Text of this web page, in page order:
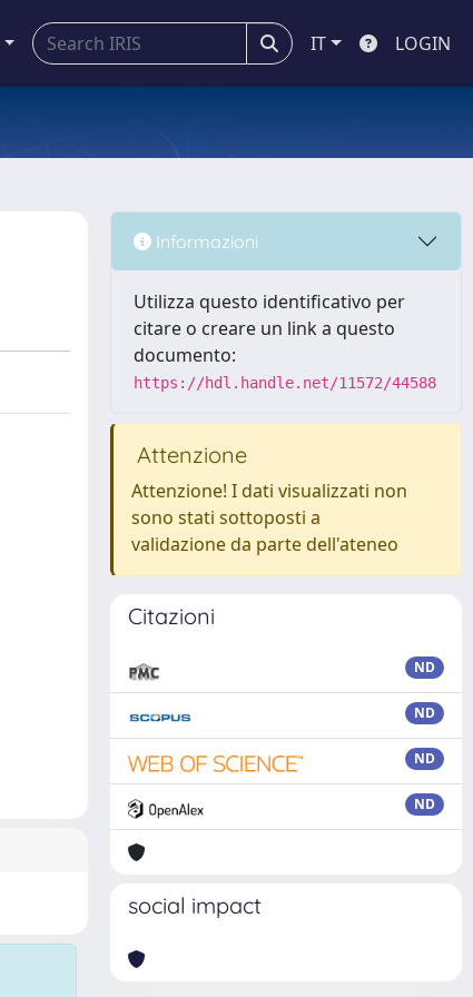
IT LOGIN
Informazioni
Utilizza questo identificativo per
citare o creare un link a questo
documento:
https://hdl.handle.net/11572/44588
Attenzione
Attenzione! I dati visualizzati non
sono stati sottoposti a
validazione da parte dell'ateneo
Citazioni
ND
ND
ND
ND
social impact